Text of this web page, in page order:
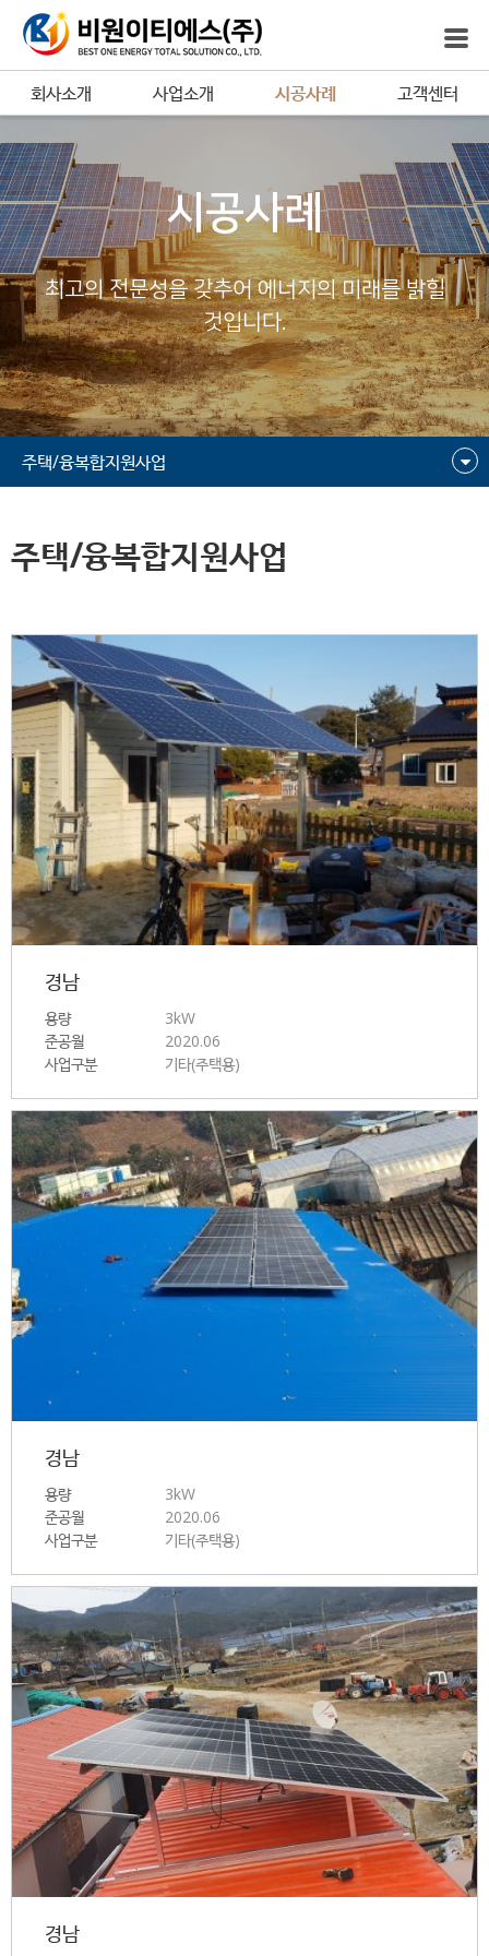
회사소개 사업소개 시공사례 고객센터
시공사례
최고의 전문성을 갖추어 에너지의 미래를 밝힐
것입니다.
주택/융복합지원사업
주택/융복합지원사업
경남
용량
3kW
준공월
2020.06
사업구분
기타(주택용)
경남
용량
3kW
준공월
2020.06
사업구분
기타(주택용)
경남